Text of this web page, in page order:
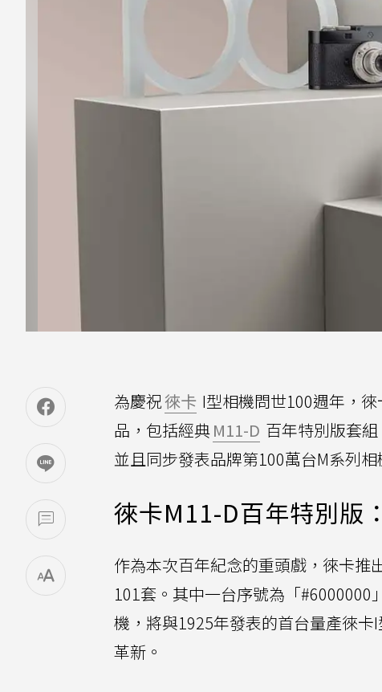
為慶祝徠卡 I型相機問世100週年，徠
品，包括經典M11-D 百年特別版套組
並且同步發表品牌第100萬台M系列
徠卡M11-D百年特別版
作為本次百年紀念的重頭戲，徠卡推
101套。其中一台序號為「
機，將與1925年發表的首台量產徠
革新。